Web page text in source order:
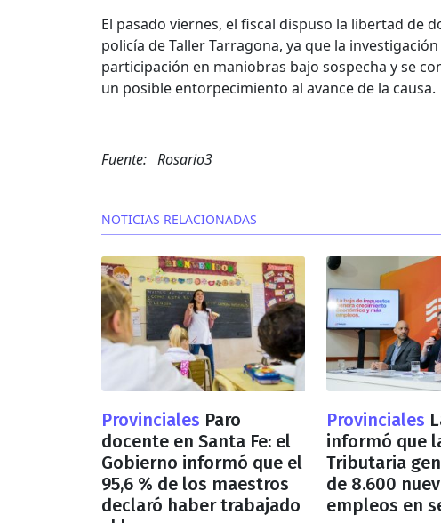
El pasado viernes, el fiscal dispuso la libertad de
policía de Taller Tarragona, ya que la
participación en maniobras bajo sospecha y se
un posible entorpecimiento al avance de la causa.
Fuente: Rosario3
NOTICIAS RELACIONADAS
Provinciales Paro
docente en Santa Fe: el
Gobierno informó que el
95,6 % de los maestros
declaró haber trabajado
Provinciales
informó que
Tributaria
de 8.600
empleos en